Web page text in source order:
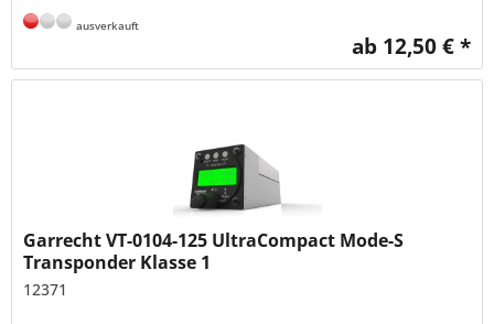
ausverkauft
ab 12,50 € *
Garrecht VT-0104-125 UltraCompact Mode-S
Transponder Klasse 1
12371